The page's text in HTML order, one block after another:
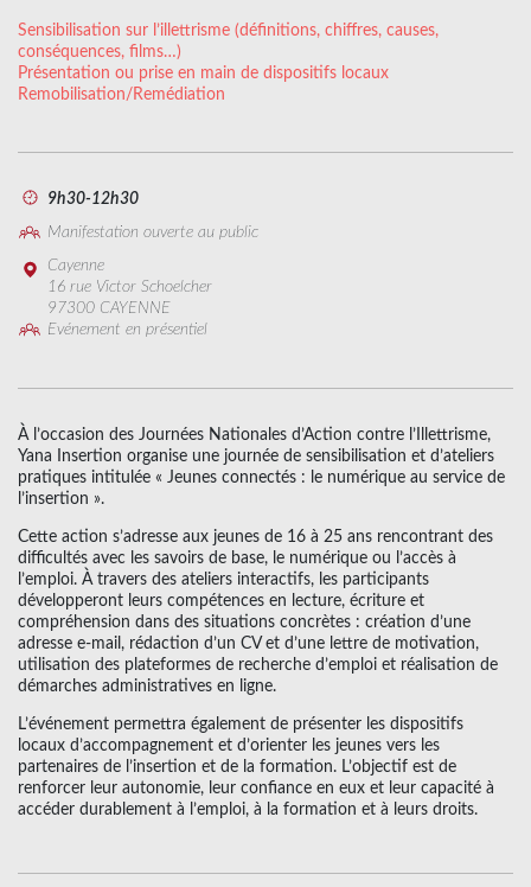
Sensibilisation sur l’illettrisme (définitions, chiffres, causes,
conséquences, films…)
Présentation ou prise en main de dispositifs locaux
Remobilisation/Remédiation
9h30-12h30
Manifestation ouverte au public
Cayenne
16 rue Victor Schoelcher
97300 CAYENNE
Evénement en présentiel
À l’occasion des Journées Nationales d’Action contre l’Illettrisme,
Yana Insertion organise une journée de sensibilisation et d’ateliers
pratiques intitulée « Jeunes connectés : le numérique au service de
l’insertion ».
Cette action s’adresse aux jeunes de 16 à 25 ans rencontrant des
difficultés avec les savoirs de base, le numérique ou l’accès à
l’emploi. À travers des ateliers interactifs, les participants
développeront leurs compétences en lecture, écriture et
compréhension dans des situations concrètes : création d’une
adresse e-mail, rédaction d’un CV et d’une lettre de motivation,
utilisation des plateformes de recherche d’emploi et réalisation de
démarches administratives en ligne.
L’événement permettra également de présenter les dispositifs
locaux d’accompagnement et d’orienter les jeunes vers les
partenaires de l’insertion et de la formation. L’objectif est de
renforcer leur autonomie, leur confiance en eux et leur capacité à
accéder durablement à l’emploi, à la formation et à leurs droits.